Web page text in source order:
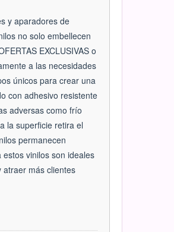
y aparadores de
no solo embellecen
EXCLUSIVAS o
a las necesidades
únicos para crear una
con adhesivo resistente
adversas como frío
la superficie retira el
permanecen
vinilos son ideales
más clientes